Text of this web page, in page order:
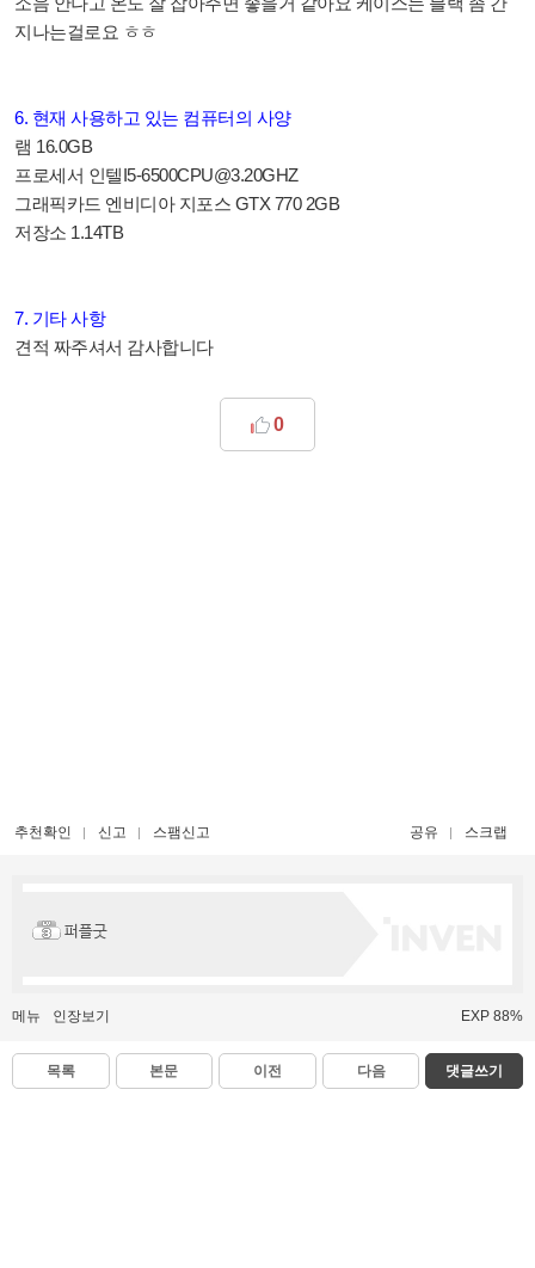
지나는걸로요 ㅎㅎ
6. 현재 사용하고 있는 컴퓨터의 사양
램 16.0GB
프로세서 인텔I5-6500CPU@3.20GHZ
그래픽카드 엔비디아 지포스 GTX 770 2GB
저장소 1.14TB
7. 기타 사항
견적 짜주셔서 감사합니다
0
추천확인 신고 스팸신고 공유 스크랩
퍼플굿
메뉴 인장보기 EXP 88%
목록 본문 이전 다음 댓글쓰기